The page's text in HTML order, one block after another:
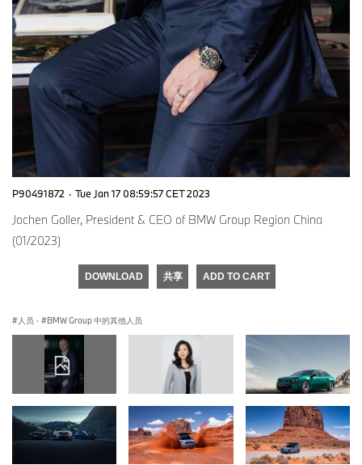
P90491872 · Tue Jan 17 08:59:57 CET 2023
Jochen Goller, President & CEO of BMW Group Region China
(01/2023)
DOWNLOAD 共享 ADD TO CART
人员 · BMW Group 中的其他人员